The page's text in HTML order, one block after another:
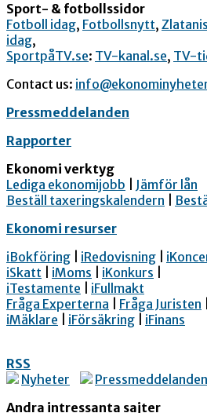
Sport- & fotbollssidor
Fotboll idag, Fotbollsnytt,
idag,
SportpåTV.se: TV-kanal.se, TV-
Contact us:
Pressmeddelanden
Rapporter
Ekonomi verktyg
Lediga ekonomijobb
Jämför lån
Beställ taxeringskalendern
Ekonomi resurser
iBokföring
iRedovisning
iSkatt
iMoms iKonkurs
iTestamente
iFullmakt
Fråga Experterna
Fråga Juristen
iMäklare
iFörsäkring iFinans
RSS
Nyheter
Pressmeddelanden
Andra intressanta sajter